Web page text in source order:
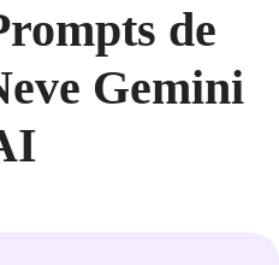
de
Gemini